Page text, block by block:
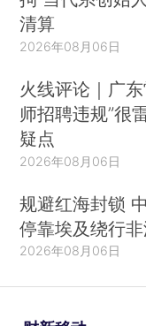
清算
2026年08月06日
火线评论｜广
师招聘违规”很
疑点
2026年08月06日
规避红海封锁
停靠埃及绕行非
2026年08月06日